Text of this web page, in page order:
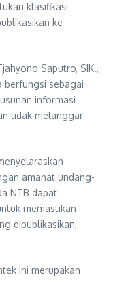
klasifikasi
ke
Saputro, SIK.,
berfungsi sebagai
informasi
tidak melanggar
amanat undang-
NTB dapat
memastikan
dipublikasikan,
ini merupakan